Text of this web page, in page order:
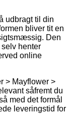
udbragt til din
bliver tit en
Den
henter
online
> Mayflower >
såfremt du
med det formål
leveringstid for